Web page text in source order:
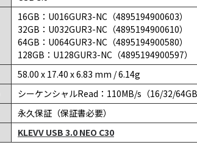
16GB：U016GUR3-NC（4895194900603）
32GB：U032GUR3-NC（4895194900610）
64GB：U064GUR3-NC（4895194900580）
128GB：U128GUR3-NC（4895194900597）
58.00 x 17.40 x 6.83 mm / 6.14g
シーケンシャルRead：110MB/s（16/32/
永久保証（保証書必要）
KLEVV USB 3.0 NEO C30